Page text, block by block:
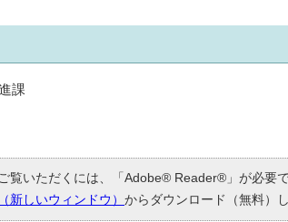
進課
覧いただくには、「Adobe® Reader®」が必要
新しいウィンドウ） からダウンロード（無料）